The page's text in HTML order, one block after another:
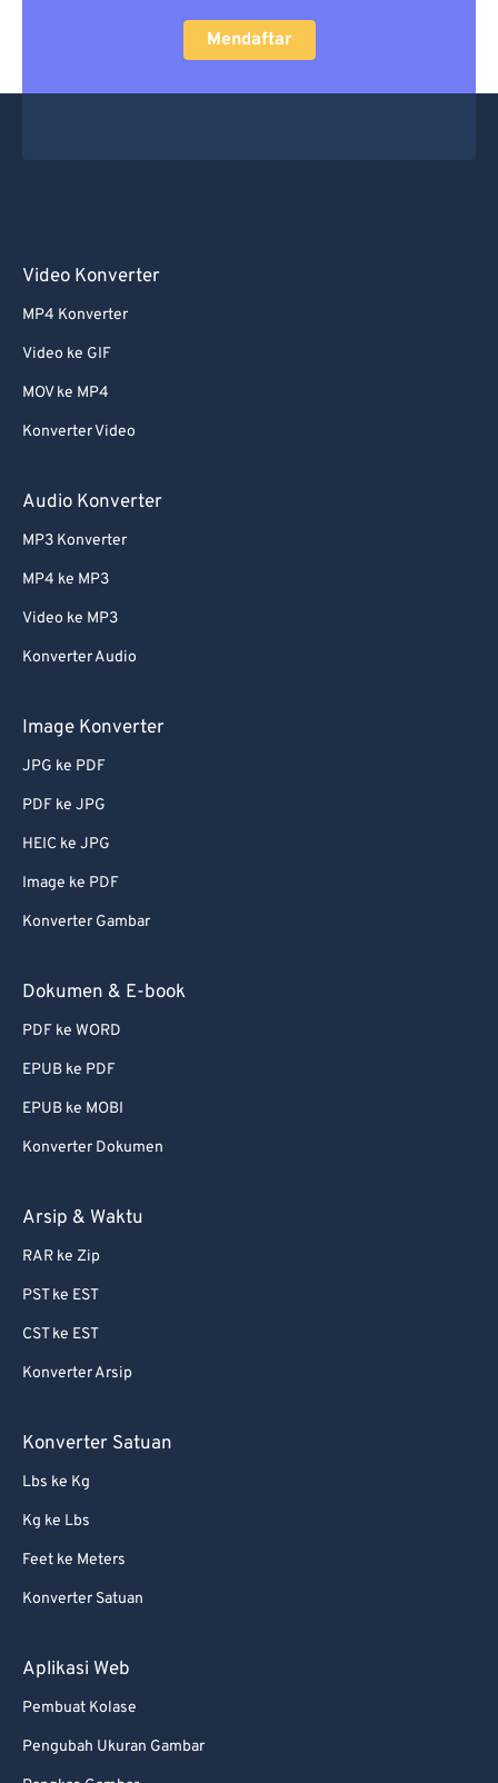
Mendaftar
Video Konverter
MP4 Konverter
Video ke GIF
MOV ke MP4
Konverter Video
Audio Konverter
MP3 Konverter
MP4 ke MP3
Video ke MP3
Konverter Audio
Image Konverter
JPG ke PDF
PDF ke JPG
HEIC ke JPG
Image ke PDF
Konverter Gambar
Dokumen & E-book
PDF ke WORD
EPUB ke PDF
EPUB ke MOBI
Konverter Dokumen
Arsip & Waktu
RAR ke Zip
PST ke EST
CST ke EST
Konverter Arsip
Konverter Satuan
Lbs ke Kg
Kg ke Lbs
Feet ke Meters
Konverter Satuan
Aplikasi Web
Pembuat Kolase
Pengubah Ukuran Gambar